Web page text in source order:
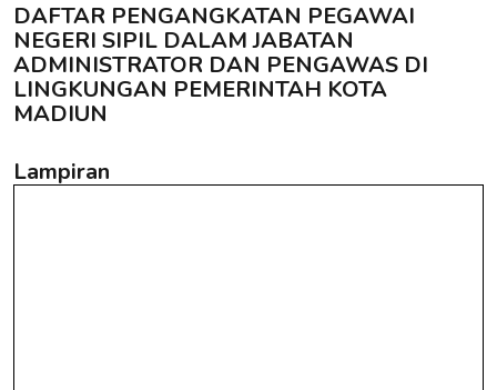
DAFTAR PENGANGKATAN PEGAWAI
NEGERI SIPIL DALAM JABATAN
ADMINISTRATOR DAN PENGAWAS DI
LINGKUNGAN PEMERINTAH KOTA
MADIUN
Lampiran